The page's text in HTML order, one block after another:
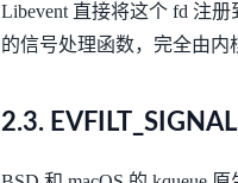
Libevent 直接将这个 fd 注
的信号处理函数，完全由内
2.3.